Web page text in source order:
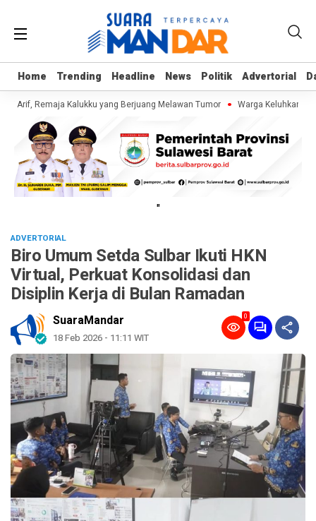
Home Trending Headline News Politik Advertorial
Home Trending Headline News Politik Advertorial
Arif, Remaja Kalukku yang Berjuang Melawan Tumor Warga Keluhkan
"
ADVERTORIAL
Biro Umum Setda Sulbar Ikuti HKN
Virtual, Perkuat Konsolidasi dan
Disiplin Kerja di Bulan Ramadan
SuaraMandar
18 Feb 2026 - 11:11 WIT
0